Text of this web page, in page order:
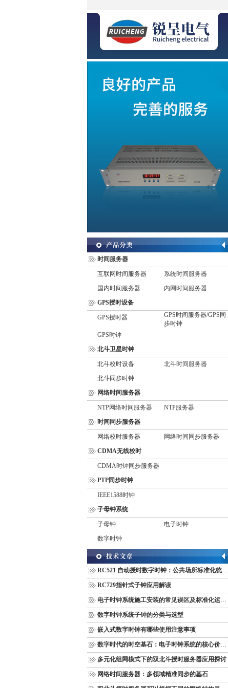
时间服务器
互联网时间服务器
系统时间服务器
国内时间服务器
内网时间服务器
GPS授时设备
GPS授时器
GPS时间服务器/GPS同
步时钟
GPS时钟
北斗卫星时钟
北斗校时设备
北斗时间服务器
北斗同步时钟
网络时间服务器
NTP网络时间服务器
NTP服务器
时间同步服务器
网络校时服务器
网络时间同步服务器
CDMA无线校时
CDMA时钟同步服务器
PTP同步时钟
IEEE1588时钟
子母钟系统
子母钟
电子时钟
数字时钟
RC521 自动授时数字时钟：公共场所标准化统一计时终端
RC729指针式子钟应用解读
电子时钟系统施工安装的常见误区及标准化运维管理规范
数字时钟系统子钟的分类与选型
嵌入式数字时钟有哪些使用注意事项
数字时代的时空基石：电子时钟系统的核心价值与多维意义
多元化组网模式下的双北斗授时服务器应用探讨
网络时间服务器：多领域精准同步的基石